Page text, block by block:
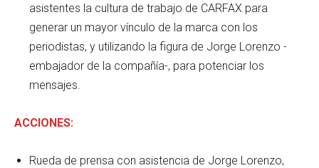
asistentes la cultura de trabajo de CARFAX para
generar un mayor vínculo de la marca con los
periodistas, y utilizando la figura de Jorge Lorenzo -
embajador de la compañía-, para potenciar los
mensajes.
ACCIONES:
Rueda de prensa con asistencia de Jorge Lorenzo,